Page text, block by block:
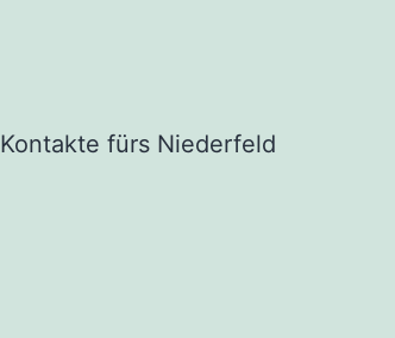
Kontakte fürs Niederfeld